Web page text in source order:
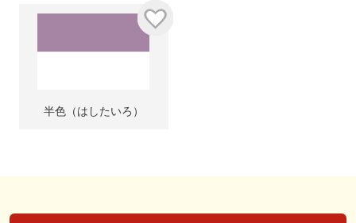
半色（はしたいろ）